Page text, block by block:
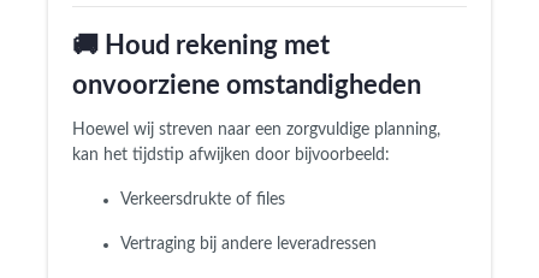
🚚 Houd rekening met
onvoorziene omstandigheden
Hoewel wij streven naar een zorgvuldige planning,
kan het tijdstip afwijken door bijvoorbeeld:
Verkeersdrukte of files
Vertraging bij andere leveradressen